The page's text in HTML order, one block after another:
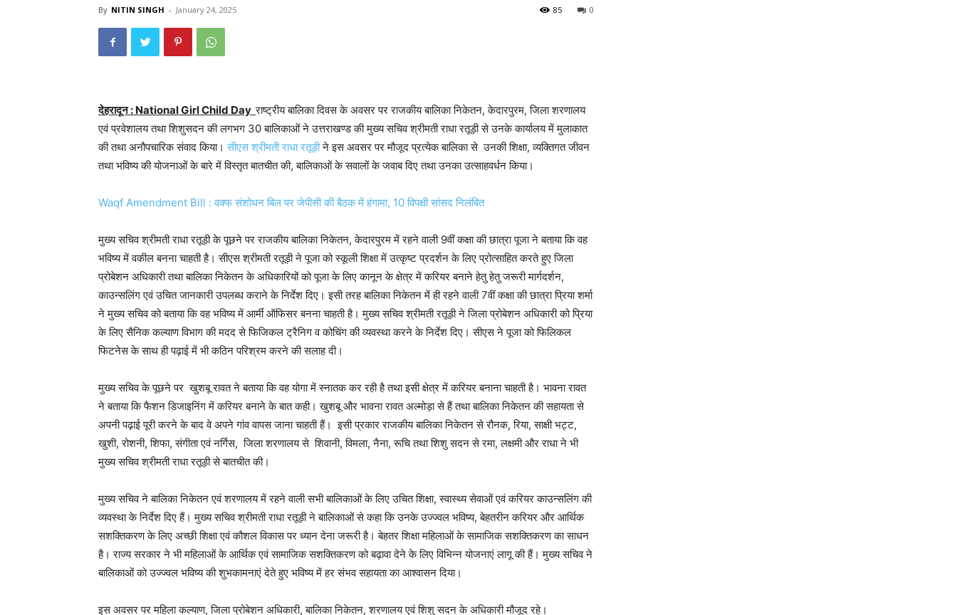
By NITIN SINGH - January 24, 2025 0
85
देहरादून : National Girl Child Dayराष्ट्रीय बालिका दिवस के अवसर पर राजकीय बालिका निकेतन, केदारपुरम, जिला शरणालय
एवं प्रवेशालय तथा शिशुसदन की लगभग 30 बालिकाओं ने उत्तराखण्ड की मुख्य सचिव श्रीमती राधा रतूड़ी से उनके कार्यालय में मुलाकात
की तथा अनौपचारिक संवाद किया। सीएस श्रीमती राधा रतूड़ीने इस अवसर पर मौजूद प्रत्येक बालिका से उनकी शिक्षा, व्यक्तिगत जीवन
तथा भविष्य की योजनाओं के बारे में विस्तृत बातचीत की, बालिकाओं के सवालों के जवाब दिए तथा उनका उत्साहवर्धन किया।
Waqf Amendment Bill : वक्फ संशोधन बिल पर जेपीसी की बैठक में हंगामा, 10 विपक्षी सांसद निलंबित
मुख्य सचिव श्रीमती राधा रतूड़ी के पूछने पर राजकीय बालिका निकेतन, केदारपुरम में रहने वाली 9वीं कक्षा की छात्रा पूजा ने बताया कि वह
भविष्य में वकील बनना चाहती है। सीएस श्रीमती रतूड़ी ने पूजा को स्कूली शिक्षा में उत्कृष्ट प्रदर्शन के लिए प्रोत्साहित करते हुए जिला
प्रोबेशन अधिकारी तथा बालिका निकेतन के अधिकारियों को पूजा के लिए कानून के क्षेत्र में करियर बनाने हेतु हेतु जरूरी मार्गदर्शन,
काउन्सलिंग एवं उचित जानकारी उपलब्ध कराने के निर्देश दिए। इसी तरह बालिका निकेतन में ही रहने वाली 7वीं कक्षा की छात्रा प्रिया शर्मा
ने मुख्य सचिव को बताया कि वह भविष्य में आर्मी ऑफिसर बनना चाहती है। मुख्य सचिव श्रीमती रतूड़ी ने जिला प्रोबेशन अधिकारी को प्रिया
के लिए सैनिक कल्याण विभाग की मदद से फिजिकल ट्रैनिग व कोचिंग की व्यवस्था करने के निर्देश दिए। सीएस ने पूजा को फिलिकल
फिटनेस के साथ ही पढ़ाई में भी कठिन परिश्रम करने की सलाह दी।
मुख्य सचिव के पूछने पर खुशबू रावत ने बताया कि वह योगा में स्नातक कर रही है तथा इसी क्षेत्र में करियर बनाना चाहती है। भावना रावत
ने बताया कि फैशन डिजाइनिंग में करियर बनाने के बात कही। खुशबू और भावना रावत अल्मोड़ा से हैं तथा बालिका निकेतन की सहायता से
अपनी पढ़ाई पूरी करने के बाद वे अपने गांव वापस जाना चाहती हैं। इसी प्रकार राजकीय बालिका निकेतन से रौनक, रिया, साक्षी भट्ट,
खुशी, रोशनी, शिफा, संगीता एवं नर्गिस, जिला शरणालय से शिवानी, विमला, नैना, रूचि तथा शिशु सदन से रमा, लक्षमी और राधा ने भी
मुख्य सचिव श्रीमती राधा रतूड़ी से बातचीत की।
मुख्य सचिव ने बालिका निकेतन एवं शरणालय में रहने वाली सभी बालिकाओं के लिए उचित शिक्षा, स्वास्थ्य सेवाओं एवं करियर काउन्सलिंग की
व्यवस्था के निर्देश दिए हैं। मुख्य सचिव श्रीमती राधा रतूड़ी ने बालिकाओं से कहा कि उनके उज्ज्वल भविष्य, बेहतरीन करियर और आर्थिक
सशक्तिकरण के लिए अच्छी शिक्षा एवं कौशल विकास पर ध्यान देना जरूरी है। बेहतर शिक्षा महिलाओं के सामाजिक सशक्तिकरण का साधन
है। राज्य सरकार ने भी महिलाओं के आर्थिक एवं सामाजिक सशक्तिकरण को बढ़ावा देने के लिए विभिन्न योजनाएं लागू की हैं। मुख्य सचिव ने
बालिकाओं को उज्ज्वल भविष्य की शुभकामनाएं देते हुए भविष्य में हर संभव सहायता का आश्वासन दिया।
इस अवसर पर महिला कल्याण, जिला प्रोबेशन अधिकारी, बालिका निकेतन, शरणालय एवं शिशु सदन के अधिकारी मौजूद रहे।